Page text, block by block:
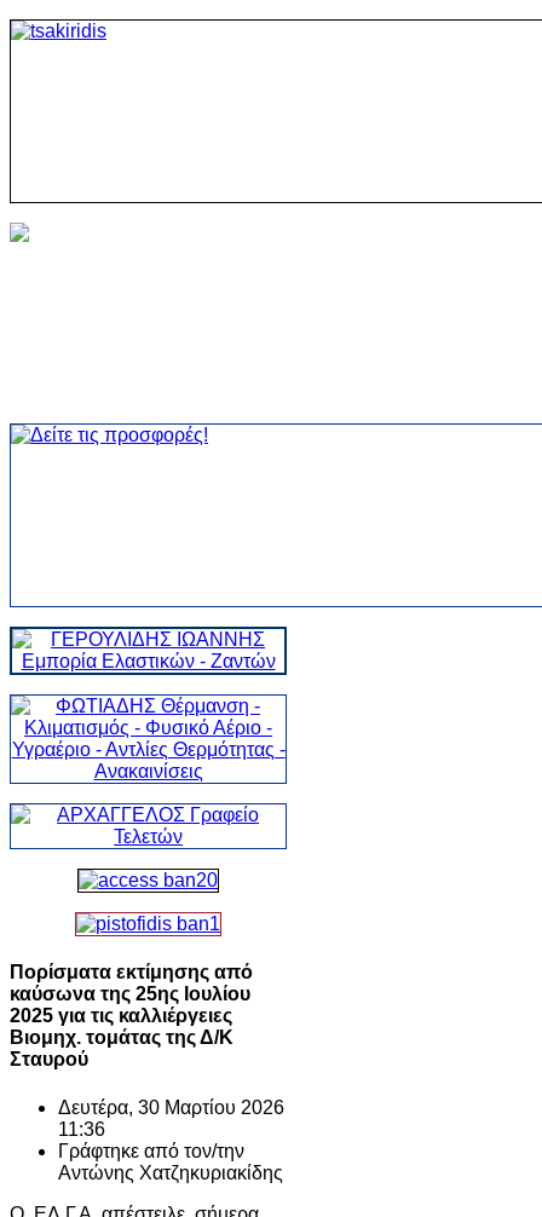
Πορίσματα εκτίμησης από
καύσωνα της 25ης Ιουλίου
2025 για τις καλλιέργειες
Βιομηχ. τομάτας της Δ/Κ
Σταυρού
Δευτέρα, 30 Μαρτίου 2026
11:36
Γράφτηκε από τον/την
Αντώνης Χατζηκυριακίδης